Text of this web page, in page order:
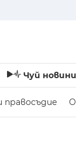
Чуй
правосъдие